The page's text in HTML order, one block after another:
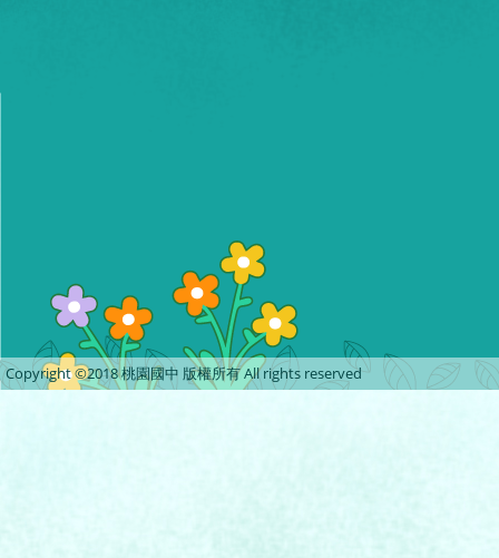
Copyright ©2018 桃園國中 版權所有 All rights reserved